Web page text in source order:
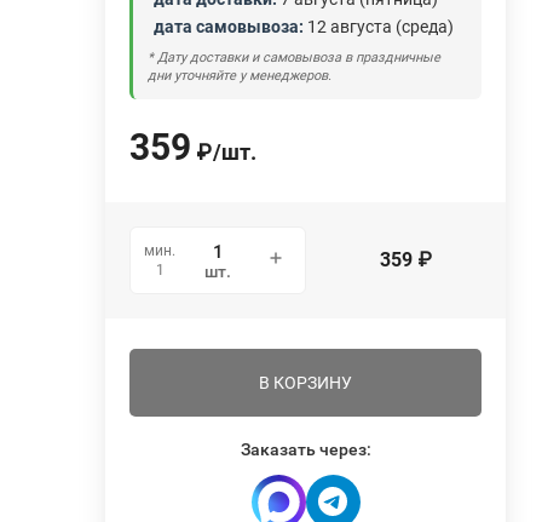
дата самовывоза: 12 августа (среда)
* Дату доставки и самовывоза в праздничные
дни уточняйте у менеджеров.
359 ₽/шт.
мин.
1
шт. 359 ₽
В КОРЗИНУ
Заказать через: